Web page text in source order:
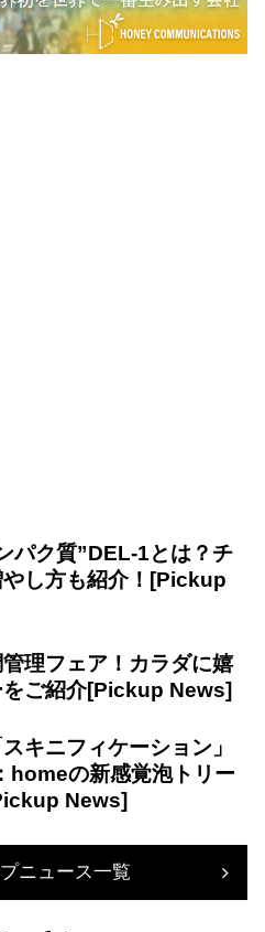
パク質”DEL-1とは？チ
し方も紹介！
理フェア！カラダに嬉
ご紹介
キニフィケーション」
homeの新感覚泡トリー
ニュース一覧